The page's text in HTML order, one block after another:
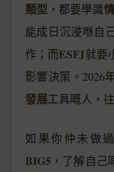
類型 ，都要學識
能成日沉浸喺自
作；而ESFJ就要
影響決策。2026
發展工具嘅人，
如果你仲未做過
BIG5 ，了解自